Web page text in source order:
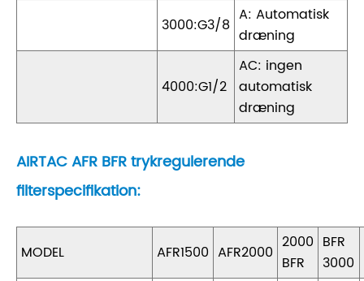
3000:G3/8 A: Automatisk
dræning
4000:G1/2
AC: ingen
automatisk
dræning
AIRTAC AFR BFR trykregulerende
filterspecifikation:
MODEL AFR1500 AFR2000 2000
BFR
BFR
3000